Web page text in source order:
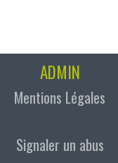
ADMIN
Mentions Légales
Signaler un abus